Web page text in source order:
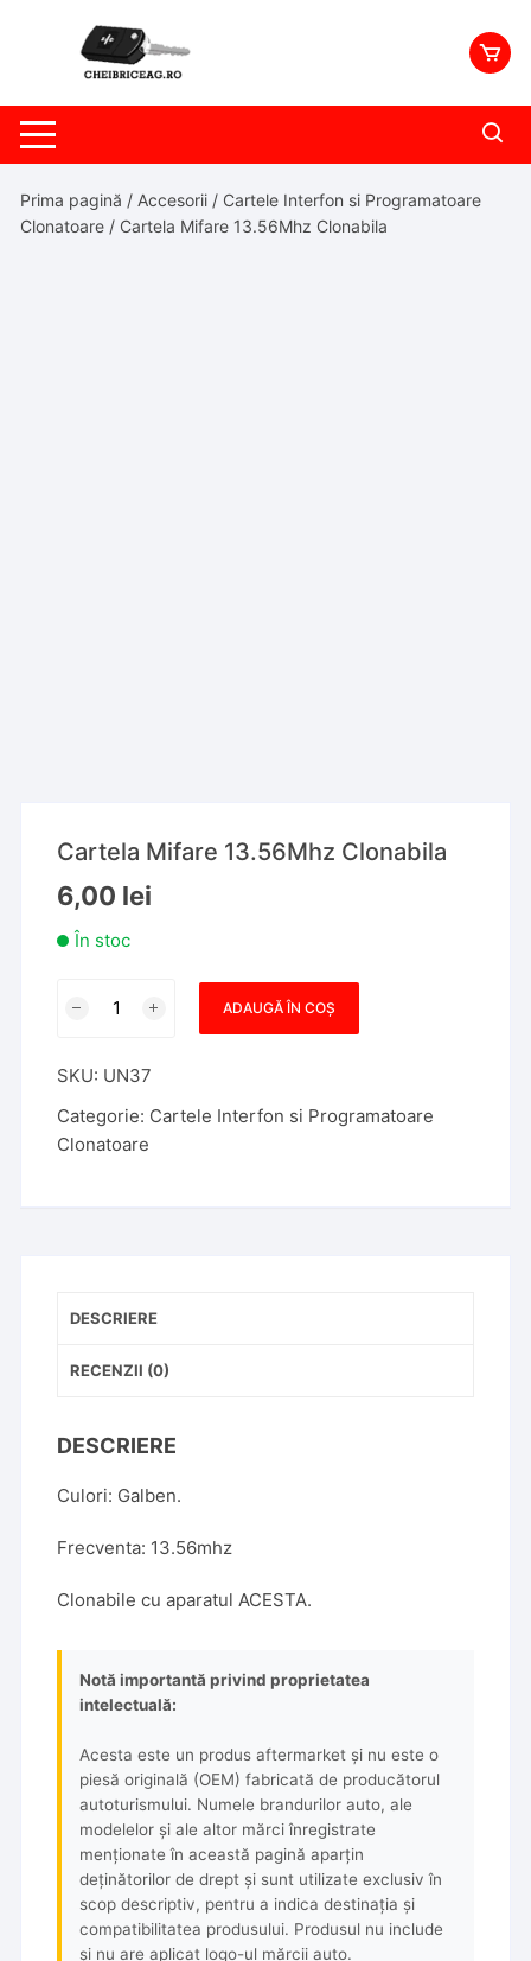
Prima pagină / Accesorii / Cartele Interfon si Programatoare
Clonatoare / Cartela Mifare 13.56Mhz Clonabila
Cartela Mifare 13.56Mhz Clonabila
6,00 lei
În stoc
Cartela
13.56Mhz
Clonabila
ADAUGĂ ÎN COȘ
SKU: UN37
Categorie: Cartele Interfon si Programatoare
Clonatoare
DESCRIERE
RECENZII (0)
DESCRIERE
Culori: Galben.
Frecventa: 13.56mhz
Clonabile cuaparatul ACESTA.
Notă importantă privind proprietatea
intelectuală:
Acesta este un produs aftermarket și nu este o
piesă originală (OEM) fabricată de producătorul
autoturismului. Numele brandurilor auto, ale
modelelor și ale altor mărci înregistrate
menționate în această pagină aparțin
deținătorilor de drept și sunt utilizate exclusiv în
scop descriptiv, pentru a indica destinația și
compatibilitatea produsului. Produsul nu include
și nu are aplicat logo-ul mărcii auto.